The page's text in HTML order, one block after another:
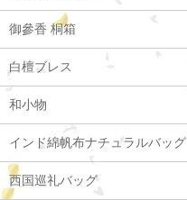
御參香 桐箱
白檀ブレス
和小物
インド綿帆布ナチュラルバッグ
西国巡礼バッグ